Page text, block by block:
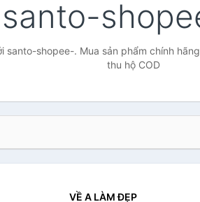
santo-
santo-shopee-. Mua sản phẩm chính
thu hộ COD
VỀ A LÀM ĐẸP